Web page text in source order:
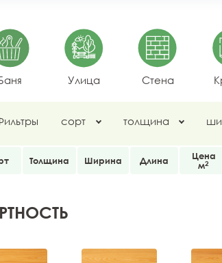
Улица Стена
сорт толщина
Толщина Ширина Длина
Цена
м2